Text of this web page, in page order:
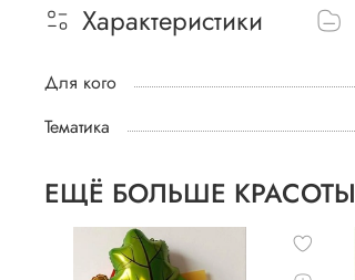
Характеристики
Для кого
Тематика
ЕЩЁ БОЛЬШЕ КРАСОТЫ